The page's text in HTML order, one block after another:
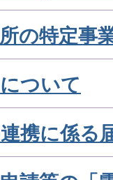
の特定事
ついて
携に係る